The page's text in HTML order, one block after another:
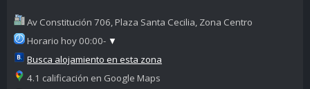
Av Constitución 706, Plaza Santa Cecilia, Zona Centro
Horario hoy 00:00- ▼
Busca alojamiento en esta zona
4.1 calificación en Google Maps